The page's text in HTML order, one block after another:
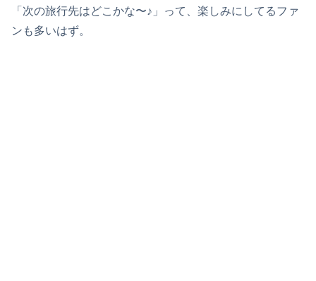
「次の旅行先はどこかな〜♪」って、楽しみにしてるファ
ンも多いはず。